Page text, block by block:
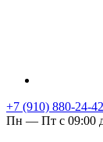
+7 (910) 880-24-42
Пн — Пт с 09:00